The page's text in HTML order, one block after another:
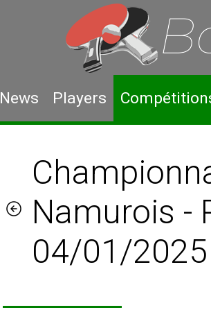
News Players
Namurois -
04/01/2025